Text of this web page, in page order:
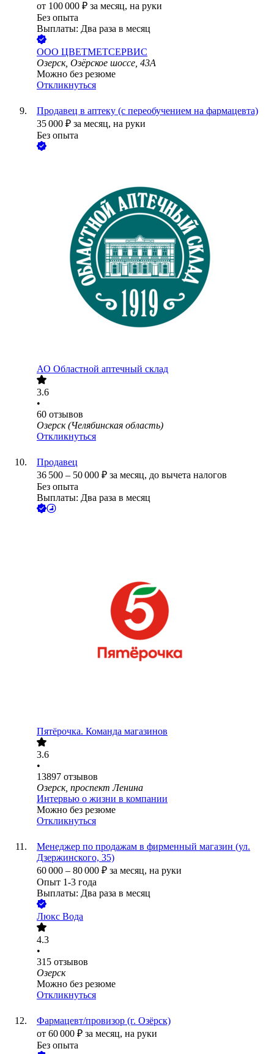
от 100 000 ₽ за месяц, на руки
Без опыта
Выплаты: Два раза в месяц
ООО ЦВЕТМЕТСЕРВИС
Озерск, Озёрское шоссе, 43А
Можно без резюме
Откликнуться
Продавец в аптеку (с переобучением на фармацевта)
35 000 ₽ за месяц, на руки
Без опыта
АО Областной аптечный склад
3.6
•
60 отзывов
Озерск (Челябинская область)
Откликнуться
Продавец
36 500 – 50 000 ₽ за месяц, до вычета налогов
Без опыта
Выплаты: Два раза в месяц
Пятёрочка. Команда магазинов
3.6
•
13897 отзывов
Озерск, проспект Ленина
Интервью о жизни в компании
Можно без резюме
Откликнуться
Менеджер по продажам в фирменный магазин (ул.
Дзержинского, 35)
60 000 – 80 000 ₽ за месяц, на руки
Опыт 1-3 года
Выплаты: Два раза в месяц
Люкс Вода
4.3
•
315 отзывов
Озерск
Можно без резюме
Откликнуться
Фармацевт/провизор (г. Озёрск)
от 60 000 ₽ за месяц, на руки
Без опыта